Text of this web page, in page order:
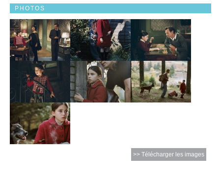
PHOTOS
>> Télécharger les images